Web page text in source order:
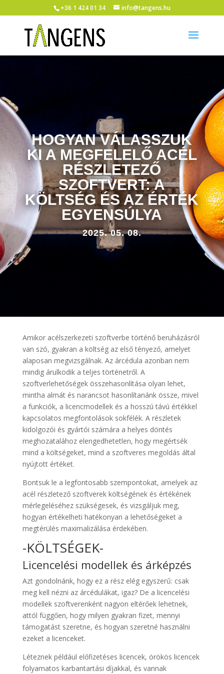
+36 1 424 01 34 info@tangens.hu
HOGYAN VÁLASSZUK
KI A MEGFELELŐ ACÉL
RÉSZLETEZŐ
SZOFTVERT: A
KÖLTSÉG ÉS AZ ÉRTÉK
EGYENSÚLYA
2025. 05. 08.
Amikor acélszerkezeti szoftverbe történő beruházásról
van szó, gyakran a költség az első tényező, amelyet
alaposan megvizsgálnak. Az árcédula azonban nem
mindig árulkodik a teljes történetről. A
szoftverlehetőségek összehasonlítása olyan lehet,
mintha almát és narancsot hasonlítanánk össze, mivel
a funkciók, a licencmodellek és a hosszú távú értékkel
kapcsolatos megfontolások sokfélék. A részletek
kidolgozói és gyártói számára a helyes döntés
meghozatalához elengedhetetlen, hogy megértsék
mind a költségeket, mind a szoftveres megoldás által
nyújtott értéket.
Bontsuk le a legfontosabb szempontokat, amelyek az
acél részletező szoftverek költségének és értékének
mérlegeléséhez szükségesek, és vizsgáljuk meg,
hogyan értékelheti hatékonyan a lehetőségeket a
megtérülés maximalizálása érdekében.
-KÖLTSÉGEK-
Licencelési modellek és árképzés
Azt gondolnánk, hogy ez a rész elég egyszerű: csak
meg kell nézni az árcédulákat, igaz? De a licencelési
modellek szoftverenként nagyon eltérőek lehetnek,
attól függően, hogy milyen gyakran fizet, mennyi
támogatást szeretne, és hogyan szeretné használni
ezeket a licenceket.
Léteznek például előfizetéses licencek, örökös licencek
folyamatos karbantartási díjakkal, és vannak